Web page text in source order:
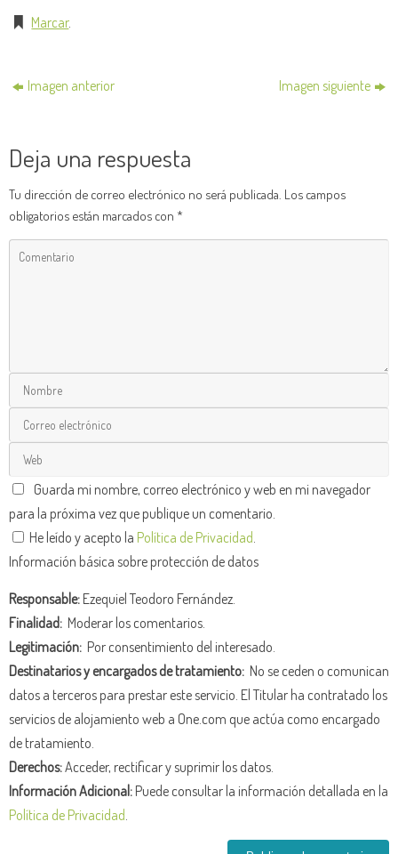
Marcar.
Imagen anterior Imagen siguiente
Deja una respuesta
Tu dirección de correo electrónico no será publicada. Los campos
obligatorios están marcados con *
Guarda mi nombre, correo electrónico y web en mi navegador
para la próxima vez que publique un comentario.
He leído y acepto la Política de Privacidad
Información básica sobre protección de datos
Responsable:Ezequiel Teodoro Fernández.
Finalidad: Moderar los comentarios.
Legitimación: Por consentimiento del interesado.
Destinatarios y encargados de tratamiento: No se ceden o comunican
datos a terceros para prestar este servicio. El Titular ha contratado los
servicios de alojamiento web a One.com que actúa como encargado
de tratamiento.
Derechos:Acceder, rectificar y suprimir los datos.
Información Adicional:Puede consultar la información detallada en la
Política de Privacidad